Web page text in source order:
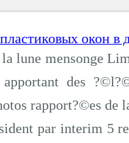
окон в
la lune mensonge
apportant des
rapport?©es de
par interim 5